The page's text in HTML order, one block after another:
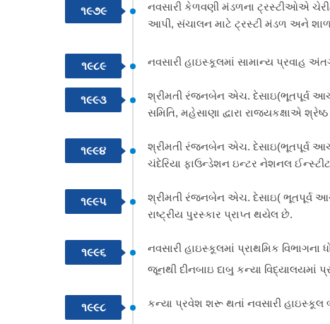
૧૯૭૯
નવસારી કેળવણી મંડળના ટ્રસ્ટીઓએ
આપી, સંચાલન માટે ટ્રસ્ટી મંડળ અને
૧૯૮૯ નવસારી હાઇસ્કૂલમાં સામાન્ય પ્રવાહ
૧૯૯૩
શ્રીમતી રંજનબેન એચ. દેસાઇ(ભૂતપૂર્વ
સમિતિ, મહેસાણા દ્વારા રાજ્યકક્ષાએ
૧૯૯૪
શ્રીમતી રંજનબેન એચ. દેસાઇ(ભૂતપૂર્વ
ચંદેરિયા ફાઉન્ડેશન ઇન્ટર નેશનલ
૧૯૯૫
શ્રીમતી રંજનબેન એચ. દેસાઇ( ભૂતપૂર્વ
રાષ્ટ્રીય પુરસ્કાર પ્રાપ્ત થયેલ છે.
૧૯૯૬
નવસારી હાઇસ્કૂલમાં પ્રાથમિક વિભાગના
જૂનથી દીનબાઇ દાબુ કન્યા વિદ્યાલયમાં
૧૯૯૮ કન્યા પ્રવેશ શરૂ થતાં નવસારી હાઇસ્કૂલ